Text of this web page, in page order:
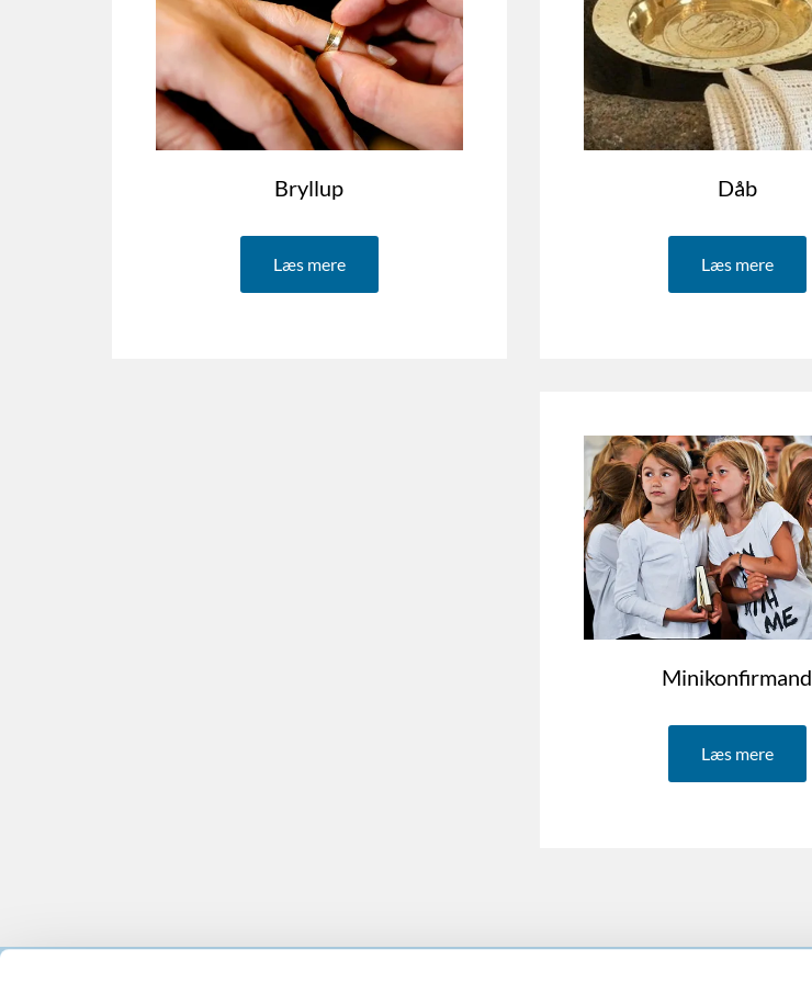
Bryllup
Læs mere
Dåb
Læs mere
Minikonfirmand
Læs mere